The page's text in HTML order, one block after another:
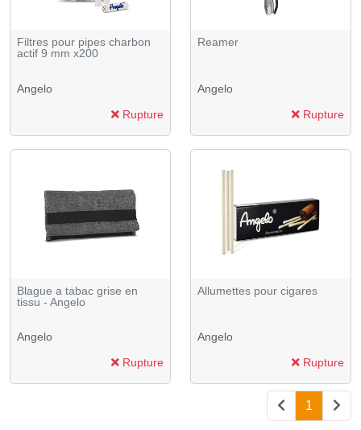
Filtres pour pipes charbon
actif 9 mm x200
Angelo
Rupture
Reamer
Angelo
Rupture
Blague a tabac grise en
tissu - Angelo
Angelo
Rupture
Allumettes pour cigares
Angelo
Rupture
1